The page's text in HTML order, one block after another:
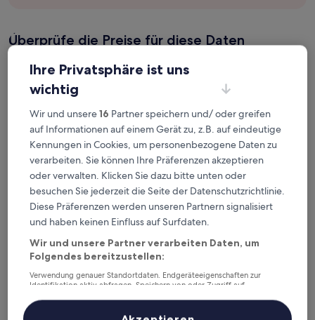
Überprüfe die Preise für diese Daten
Heute
8. Aug. - 9. Aug.
9. Aug. - 10. Aug.
14. Aug. - 16. Aug.
21. Aug. - 23. Aug.
Empfohlene Unterkünfte Preis (aufsteigend)
Deine Ausgangsbasis nahe
Station Nanjingyuanrendong
The Westin Nanjing Resort & Spa
Ihre Privatsphäre ist uns
wichtig
Wir und unsere16 Partner speichern und/ oder greifen
auf Informationen auf einem Gerät zu, z.B. auf eindeutige
Kennungen in Cookies, um personenbezogene Daten zu
verarbeiten. Sie können Ihre Präferenzen akzeptieren
oder verwalten. Klicken Sie dazu bitte unten oder
besuchen Sie jederzeit die Seite der Datenschutzrichtlinie.
Diese Präferenzen werden unseren Partnern signalisiert
und haben keinen Einfluss auf Surfdaten.
Wir und unsere Partner verarbeiten Daten, um
Folgendes bereitzustellen:
Verwendung genauer Standortdaten. Endgeräteeigenschaften zur
Identifikation aktiv abfragen. Speichern von oder Zugriff auf
Inhalte, Messung von Werbeleistung und der Performance von Inhalten,
Zielgruppenforschung sowie Entwicklung und Verbesserung von